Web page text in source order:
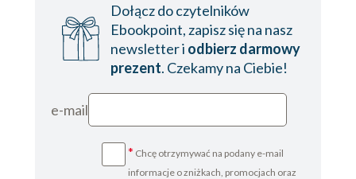
Dołącz do czytelników
Ebookpoint, zapisz się na nasz
newsletter i odbierz darmowy
prezent. Czekamy na Ciebie!
e-mail
* Chcę otrzymywać na podany e-mail
informacje o zniżkach, promocjach oraz